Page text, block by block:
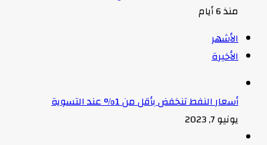
منذ 6 أيام
الأشهر
الأخيرة
أسعار النفط تنخفض بأقل من 1% عند التسوية
يونيو 7, 2023